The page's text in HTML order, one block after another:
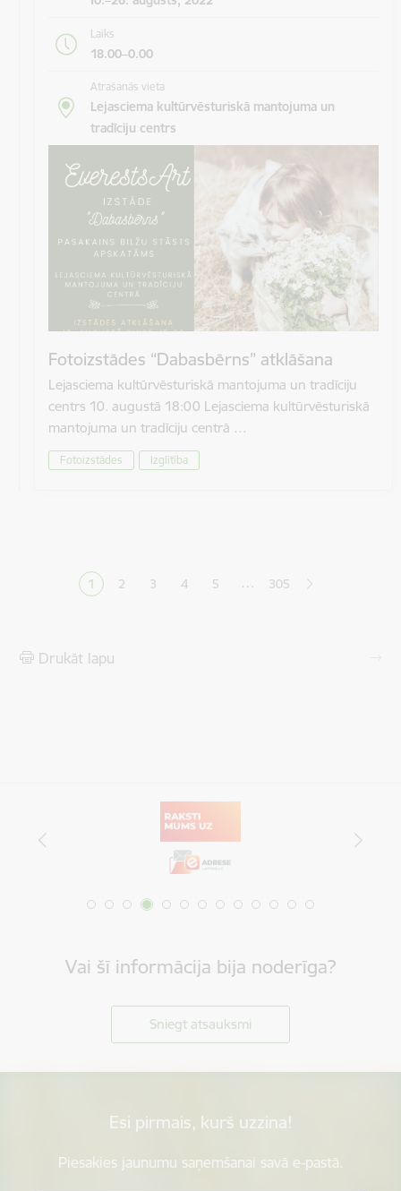
Laiks
18.00–0.00
Atrašanās vieta
Lejasciema kultūrvēsturiskā mantojuma un
tradīciju centrs
Fotoizstādes “Dabasbērns” atklāšana
Lejasciema kultūrvēsturiskā mantojuma un tradīciju
centrs 10. augustā 18:00 Lejasciema kultūrvēsturiskā
mantojuma un tradīciju centrā …
Fotoizstādes Izglītība
Pašreizējā lapa
1 Lapa
2 Lapa
3 Lapa
4 Lapa
5 … 305
Drukāt lapu
Vai šī informācija bija noderīga?
Sniegt atsauksmi
Esi pirmais, kurš uzzina!
Piesakies jaunumu saņemšanai savā e-pastā.